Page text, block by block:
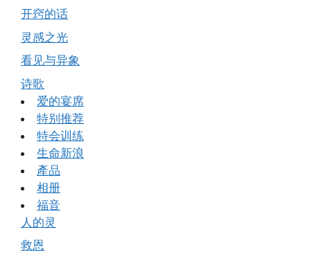
开窍的话
灵感之光
看见与异象
诗歌
爱的宴席
特别推荐
特会训练
生命新浪
產品
相册
福音
人的灵
救恩